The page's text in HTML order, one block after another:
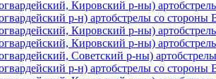
Кировский р-ны)
р-н) артобстрелы со
Кировский р-ны)
Кировский р-ны)
Советский р-ны)
р-н) артобстрелы со